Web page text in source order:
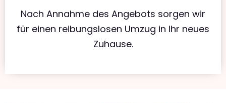
Nach Annahme des Angebots sorgen wir
für einen reibungslosen Umzug in Ihr neues
Zuhause.